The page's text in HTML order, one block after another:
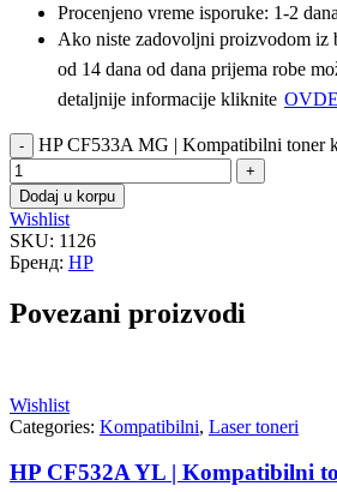
Procenjeno vreme isporuke: 1-2
Ako niste zadovoljni proizvodom iz
od 14 dana od dana prijema robe
detaljnije informacije kliknite OVDE
HP CF533A MG | Kompatibilni toner
Dodaj u korpu
Wishlist
SKU: 1126
Бренд: HP
Povezani proizvodi
Wishlist
Categories: Kompatibilni, Laser toneri
HP CF532A YL | Kompatibilni